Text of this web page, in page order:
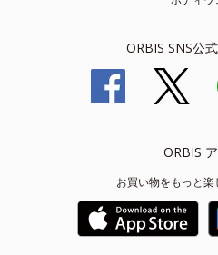
ORBIS SNS公
ORBIS
お買い物をもっと楽